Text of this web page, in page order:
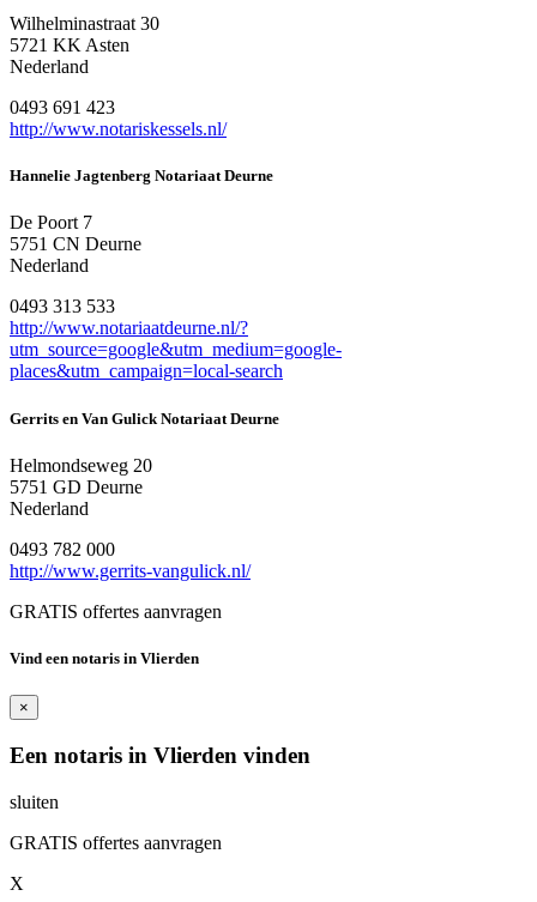
Wilhelminastraat 30
5721 KK Asten
Nederland
0493 691 423
http://www.notariskessels.nl/
Hannelie Jagtenberg Notariaat Deurne
De Poort 7
5751 CN Deurne
Nederland
0493 313 533
http://www.notariaatdeurne.nl/?
utm_source=google&utm_medium=google-
places&utm_campaign=local-search
Gerrits en Van Gulick Notariaat Deurne
Helmondseweg 20
5751 GD Deurne
Nederland
0493 782 000
http://www.gerrits-vangulick.nl/
GRATIS offertes aanvragen
Vind een notaris in Vlierden
×
Een notaris in Vlierden vinden
sluiten
GRATIS offertes aanvragen
X